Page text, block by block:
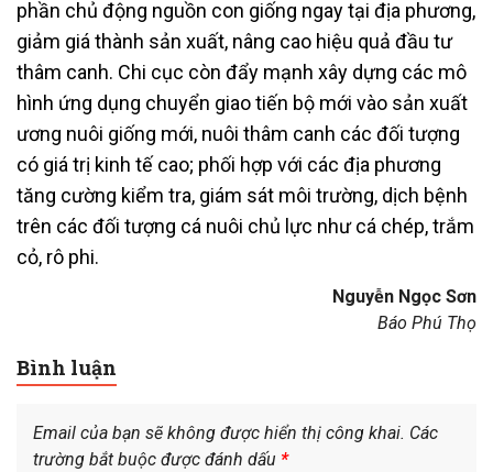
phần chủ động nguồn con giống ngay tại địa phương,
giảm giá thành sản xuất, nâng cao hiệu quả đầu tư
thâm canh. Chi cục còn đẩy mạnh xây dựng các mô
hình ứng dụng chuyển giao tiến bộ mới vào sản xuất
ương nuôi giống mới, nuôi thâm canh các đối tượng
có giá trị kinh tế cao; phối hợp với các địa phương
tăng cường kiểm tra, giám sát môi trường, dịch bệnh
trên các đối tượng cá nuôi chủ lực như cá chép, trắm
cỏ, rô phi.
Nguyễn Ngọc Sơn
Báo Phú Thọ
Bình luận
Email của bạn sẽ không được hiển thị công khai. Các
trường bắt buộc được đánh dấu *